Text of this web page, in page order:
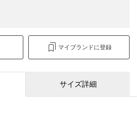
マイブランドに登録
サイズ詳細